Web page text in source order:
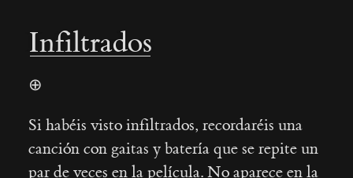
Infiltrados
⊕
Si habéis visto infiltrados, recordaréis una
canción con gaitas y baterí­a que se repite un
par de veces en la pelí­cula. No aparece en la